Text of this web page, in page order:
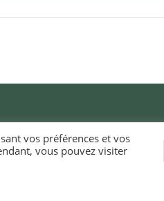
D'OUVERTURE
vos préférences et vos
vous pouvez visiter